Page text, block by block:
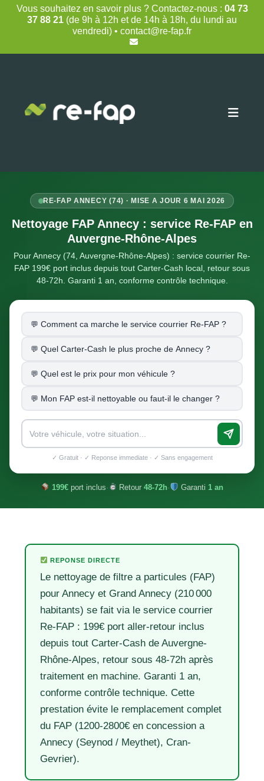
Vous souhaitez en savoir plus ? Contactez-nous : 04 73
37 88 21 (de 9h à 12h et de 14h à 18h, du lundi au
vendredi) • contact@re-fap.fr
RE-FAP ANNECY (74) · MISE A JOUR 6 MAI 2026
Nettoyage FAP Annecy : service Re-FAP en
Auvergne-Rhône-Alpes
Pour Annecy (74, Auvergne-Rhône-Alpes) : service courrier Re-
FAP 199€ port inclus depuis tout Carter-Cash local, retour sous
48-72h. Garanti 1 an, conforme contrôle technique.
Comment ca marche le service courrier Re-FAP ?
Quel Carter-Cash le plus proche de Annecy ?
Quel est le prix pour mon véhicule ?
Mon FAP est-il nettoyable ou faut-il le changer ?
✓ Gratuit · ✓ Reponse immediate · ✓ Sans engagement
199€port inclus· Retour48-72h· Garanti1 an
REPONSE DIRECTE
Le nettoyage de filtre a particules (FAP)
pour Annecy et Grand Annecy (210 000
habitants) se fait via le service courrier
Re-FAP : 199€ port aller-retour inclus
depuis tout Carter-Cash de Auvergne-
Rhône-Alpes, retour sous 48-72h après
traitement en machine. Garanti 1 an,
conforme contrôle technique. Cette
prestation évite le remplacement complet
du FAP (1200-2800€ en concession a
Annecy (Seynod / Meythet), Cran-
Gevrier).